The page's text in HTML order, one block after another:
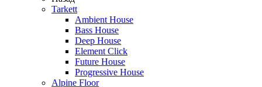
Tarkett
Ambient House
Bass House
Deep House
Element Click
Future House
Progressive House
Alpine Floor